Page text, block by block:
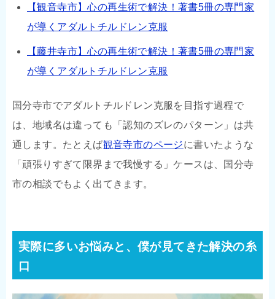
【観音寺市】心の再生術で解決！著書5冊の専門家
が導くアダルトチルドレン克服
【藤井寺市】心の再生術で解決！著書5冊の専門家
が導くアダルトチルドレン克服
国分寺市でアダルトチルドレン克服を目指す過程で
は、地域名は違っても「認知のズレのパターン」は共
通します。たとえば観音寺市のページに書いたような
「頑張りすぎて限界まで我慢する」ケースは、国分寺
市の相談でもよく出てきます。
実際に多いお悩みと、僕が見てきた解決の糸
口